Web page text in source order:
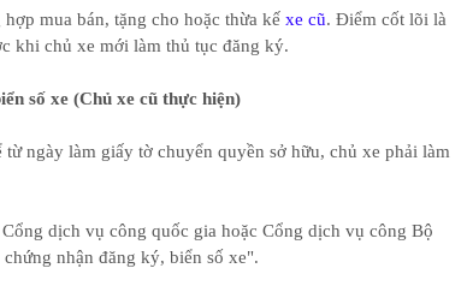
mua bán, tặng cho hoặc thừa kế xe cũ. Điểm cốt lõi là
khi chủ xe mới làm thủ tục đăng ký.
số xe (Chủ xe cũ thực hiện)
ngày làm giấy tờ chuyển quyền sở hữu, chủ xe phải làm
dịch vụ công quốc gia hoặc Cổng dịch vụ công Bộ
nhận đăng ký, biển số xe".